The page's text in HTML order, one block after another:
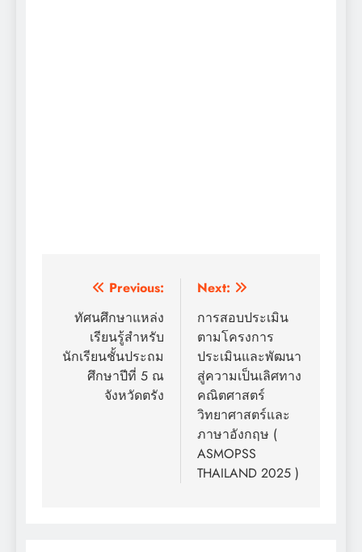
แนะแนว
เรื่อง
Previous:
ทัศนศึกษาแหล่ง
เรียนรู้สำหรับ
นักเรียนชั้นประถม
ศึกษาปีที่ 5 ณ
จังหวัดตรัง
Next:
การสอบประเมิน
ตามโครงการ
ประเมินและพัฒนา
สู่ความเป็นเลิศทาง
คณิตศาสตร์
วิทยาศาสตร์และ
ภาษาอังกฤษ (
ASMOPSS
THAILAND 2025 )